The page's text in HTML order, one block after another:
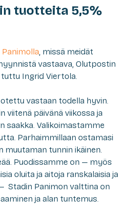
tuotteita 5,5%
, missä meidät
vastaava, Olutpostin
Ingrid Viertola.
vastaan todella hyvin.
viitenä päivänä viikossa ja
saakka. Valikoimastamme
Parhaimmillaan ostamasi
muutaman tunnin ikäinen.
Puodissamme on — myös
oluita ja aitoja ranskalaisia ja
Stadin Panimon valttina on
ja alan tuntemus.